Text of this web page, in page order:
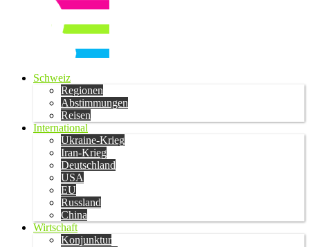
Schweiz
Regionen
Abstimmungen
Reisen
International
Ukraine-Krieg
Iran-Krieg
Deutschland
USA
EU
Russland
China
Wirtschaft
Konjunktur